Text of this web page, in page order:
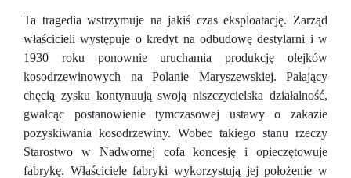
Ta tragedia wstrzymuje na jakiś czas eksploatację. Zarząd
właścicieli występuje o kredyt na odbudowę destylarni i w
1930 roku ponownie uruchamia produkcję olejków
kosodrzewinowych na Polanie Maryszewskiej. Pałający
chęcią zysku kontynuują swoją niszczycielska działalność,
gwałcąc postanowienie tymczasowej ustawy o zakazie
pozyskiwania kosodrzewiny. Wobec takiego stanu rzeczy
Starostwo w Nadwornej cofa koncesję i opieczętowuje
fabrykę. Właściciele fabryki wykorzystują jej położenie w